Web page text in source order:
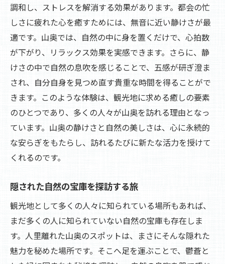
調和し、ストレスを解消する効果があります。都会の忙
しさに疲れた心を癒すためには、無音に近い静けさが最
適です。山奥では、自然の中に身を置くだけで、心拍数
が下がり、リラックス効果を実感できます。さらに、静
けさの中で自然の息吹を感じることで、五感が研ぎ澄ま
され、自分自身を見つめ直す貴重な時間を得ることがで
きます。このような体験は、観光地に求める癒しの要素
のひとつであり、多くの人々が山奥を訪れる理由となっ
ています。山奥の静けさと自然の美しさは、心に永続的
な安らぎをもたらし、訪れるたびに新たな活力を授けて
くれるのです。
隠された自然の宝庫を探訪する旅
観光地として多くの人々に知られている場所もあれば、
まだ多くの人に知られていない自然の宝庫も存在しま
す。人里離れた山奥のスポットは、まさにそんな隠れた
魅力を秘めた場所です。そこへ足を運ぶことで、鬱蒼と